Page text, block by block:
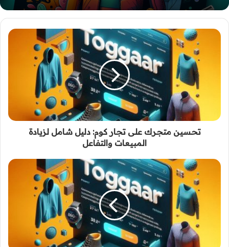
تحسين متجرك على تجار كوم: دليل شامل لزيادة
المبيعات والتفاعل